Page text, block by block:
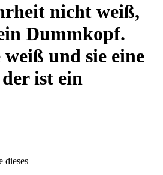
nicht weiß,
Dummkopf.
und sie eine
ist ein
dieses